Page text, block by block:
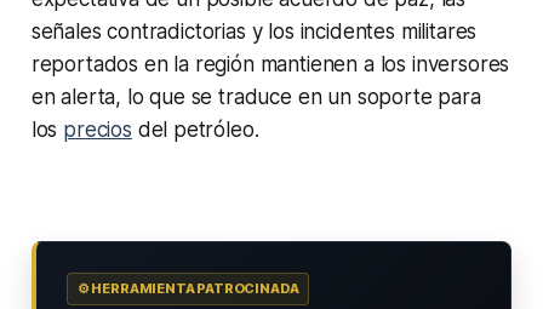
señales contradictorias y los incidentes militares
reportados en la región mantienen a los inversores
en alerta, lo que se traduce en un soporte para
los precios del petróleo.
⚙️ HERRAMIENTA PATROCINADA